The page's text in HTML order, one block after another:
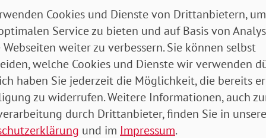
eigenen Zielen hinterher
Vorhaben hat die Regierung bisher keines
fair teilen", zu dem 31 Organisationen gehören,
der Regierungsparteien dazu aufgerufen,
statt in diesem Bereich zu kürzen.
Cookies und Dienste von Drittanbietern,
Service zu bieten und auf Basis von
Webseiten weiter zu verbessern. Sie können selbst
welche Cookies und Dienste wir verwenden
haben Sie jederzeit die Möglichkeit, die bereits
zu widerrufen. Weitere Informationen, auch
durch Drittanbieter, finden Sie in
und im Impressum.